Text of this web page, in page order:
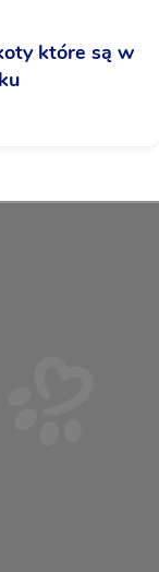
które są w